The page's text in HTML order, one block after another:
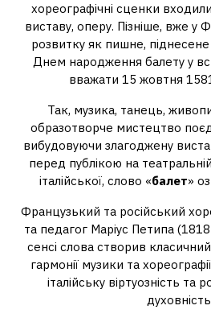
хореографічні сценки
виставу, оперу. Пізніше, вже у
розвитку як пишне,
Днем народження балету у
вважати 15 жовтня
Так, музика, танець,
образотворче мистецтво
вибудовуючи злагоджену
перед публікою на
італійської, слово «балет»
Французький та російський
та педагог Маріус Петипа
сенсі слова створив класичний
гармонії музики та
італійську віртуозність та